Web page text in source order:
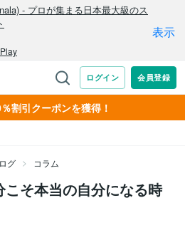
割引クーポンを獲得！
グ コラム
そ本当の自分になる時